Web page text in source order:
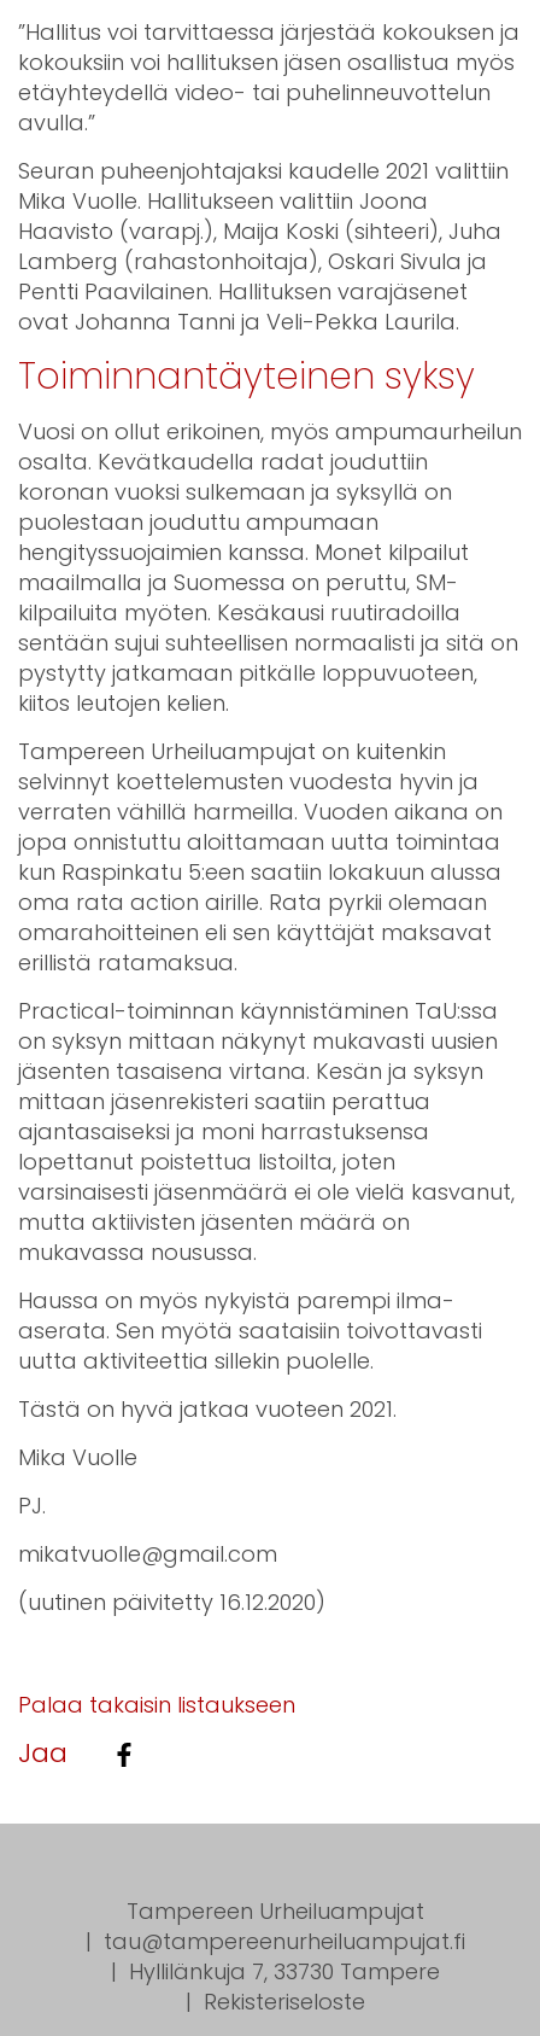
”Hallitus voi tarvittaessa järjestää kokouksen ja
kokouksiin voi hallituksen jäsen osallistua myös
etäyhteydellä video- tai puhelinneuvottelun
avulla.”
Seuran puheenjohtajaksi kaudelle 2021 valittiin
Mika Vuolle. Hallitukseen valittiin Joona
Haavisto (varapj.), Maija Koski (sihteeri), Juha
Lamberg (rahastonhoitaja), Oskari Sivula ja
Pentti Paavilainen. Hallituksen varajäsenet
ovat Johanna Tanni ja Veli-Pekka Laurila.
Toiminnantäyteinen syksy
Vuosi on ollut erikoinen, myös ampumaurheilun
osalta. Kevätkaudella radat jouduttiin
koronan vuoksi sulkemaan ja syksyllä on
puolestaan jouduttu ampumaan
hengityssuojaimien kanssa. Monet kilpailut
maailmalla ja Suomessa on peruttu, SM-
kilpailuita myöten. Kesäkausi ruutiradoilla
sentään sujui suhteellisen normaalisti ja sitä on
pystytty jatkamaan pitkälle loppuvuoteen,
kiitos leutojen kelien.
Tampereen Urheiluampujat on kuitenkin
selvinnyt koettelemusten vuodesta hyvin ja
verraten vähillä harmeilla. Vuoden aikana on
jopa onnistuttu aloittamaan uutta toimintaa
kun Raspinkatu 5:een saatiin lokakuun alussa
oma rata action airille. Rata pyrkii olemaan
omarahoitteinen eli sen käyttäjät maksavat
erillistä ratamaksua.
Practical-toiminnan käynnistäminen TaU:ssa
on syksyn mittaan näkynyt mukavasti uusien
jäsenten tasaisena virtana. Kesän ja syksyn
mittaan jäsenrekisteri saatiin perattua
ajantasaiseksi ja moni harrastuksensa
lopettanut poistettua listoilta, joten
varsinaisesti jäsenmäärä ei ole vielä kasvanut,
mutta aktiivisten jäsenten määrä on
mukavassa nousussa.
Haussa on myös nykyistä parempi ilma-
aserata. Sen myötä saataisiin toivottavasti
uutta aktiviteettia sillekin puolelle.
Tästä on hyvä jatkaa vuoteen 2021.
Mika Vuolle
PJ.
mikatvuolle@gmail.com
(uutinen päivitetty 16.12.2020)
Palaa takaisin listaukseen
Jaa
Tampereen Urheiluampujat
tau@tampereenurheiluampujat.fi
Hyllilänkuja 7, 33730 Tampere
Rekisteriseloste